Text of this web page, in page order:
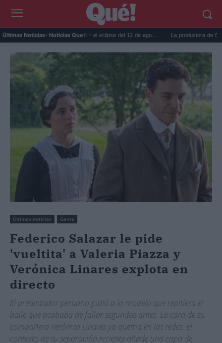
Últimas Noticias- Noticias Que!:
La DGT lanza un aviso por el eclipse del 12 de ago... La productora de Bond
Últimas noticias Gente
Federico Salazar le pide
'vueltita' a Valeria Piazza y
Verónica Linares explota en
directo
El presentador peruano pidió a la modelo que repitiera el
baile que acababa de fallar segundos antes. La cara de su
compañera Verónica Linares ya quema en las redes. El
contexto de su separación reciente añade una capa de